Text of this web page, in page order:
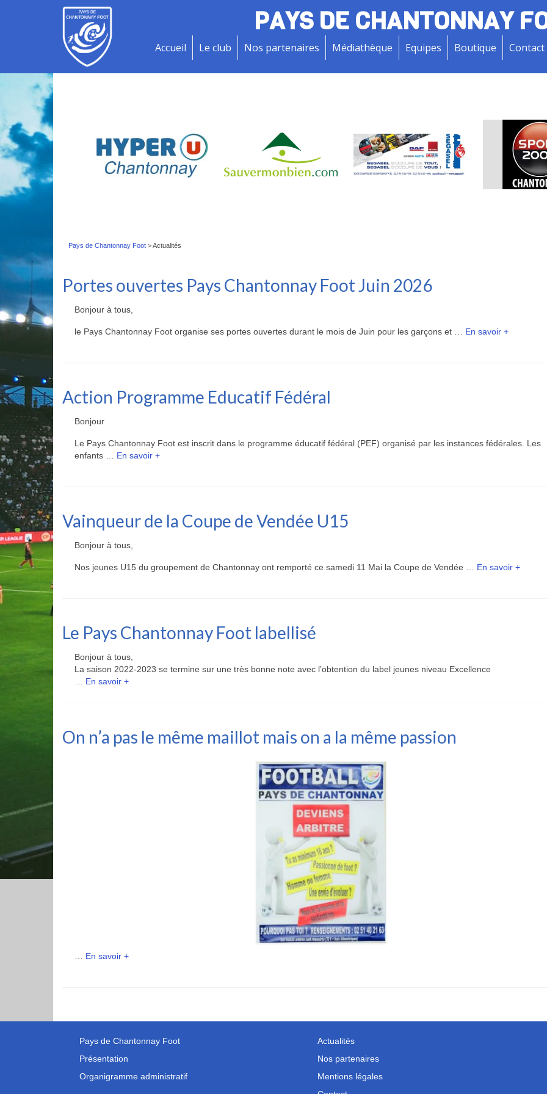
PAYS DE CHANTONNAY
Accueil Le club Nos partenaires Médiathèque Equipes Boutique Contact
Pays de Chantonnay Foot >Actualités
Portes ouvertes Pays Chantonnay Foot Juin 2026
Bonjour à tous,
le Pays Chantonnay Foot organise ses portes ouvertes durant le mois de Juin pour les garçons et … En savoir +
Action Programme Educatif Fédéral
Bonjour
Le Pays Chantonnay Foot est inscrit dans le programme éducatif fédéral (PEF) organisé par les instances fédérales. Les
enfants … En savoir +
Vainqueur de la Coupe de Vendée U15
Bonjour à tous,
Nos jeunes U15 du groupement de Chantonnay ont remporté ce samedi 11 Mai la Coupe de Vendée … En savoir +
Le Pays Chantonnay Foot labellisé
Bonjour à tous,
La saison 2022-2023 se termine sur une très bonne note avec l’obtention du label jeunes niveau Excellence
En savoir +
On n’a pas le même maillot mais on a la même passion
En savoir +
Pays de Chantonnay Foot
Présentation
Organigramme administratif
Actualités
Nos partenaires
Mentions légales